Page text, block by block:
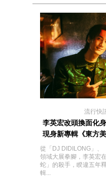
流行快
李英宏改頭換面化
現身新專輯《東方
從「DJ DIDILONG」、
領域大展拳腳，李英宏
蛇」的殺手，睽違五年
輯...